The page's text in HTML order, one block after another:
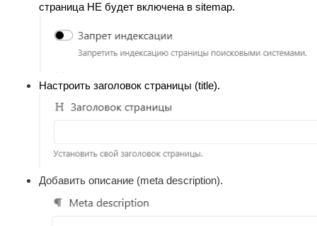
страница НЕ будет включена в sitemap.
Настроить заголовок страницы (title).
Добавить описание (meta description).